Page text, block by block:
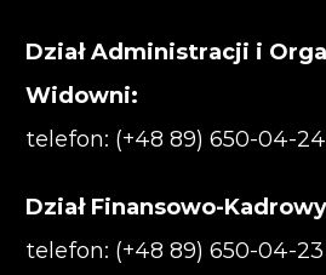
Dział Administracji i
Widowni:
telefon: (+48 89) 650-04-24
Dział Finansowo-
telefon: (+48 89) 650-04-23